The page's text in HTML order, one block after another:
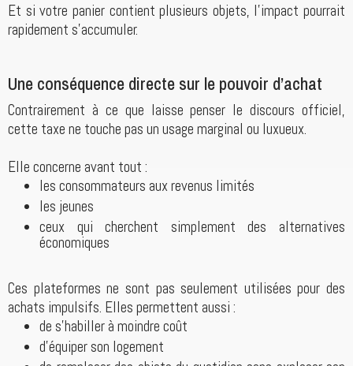
Et si votre panier contient plusieurs objets, l’impact pourrait
rapidement s’accumuler.
Une conséquence directe sur le pouvoir d’achat
Contrairement à ce que laisse penser le discours officiel,
cette taxe ne touche pas un usage marginal ou luxueux.
Elle concerne avant tout :
les consommateurs aux revenus limités
les jeunes
ceux qui cherchent simplement des alternatives
économiques
Ces plateformes ne sont pas seulement utilisées pour des
achats impulsifs. Elles permettent aussi :
de s’habiller à moindre coût
d’équiper son logement